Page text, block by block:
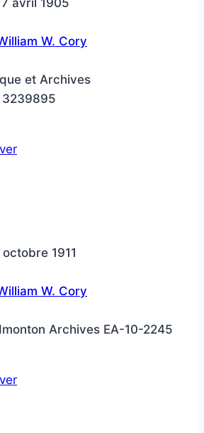
W. Cory
et Archives
3239895
1911
W. Cory
Archives EA-10-2245